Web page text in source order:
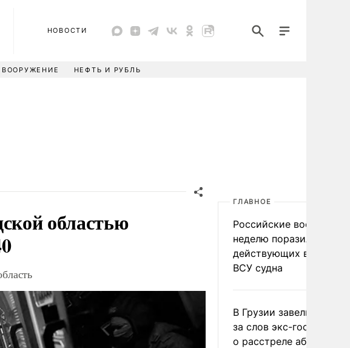
НОВОСТИ
НЕФТЬ И РУБЛЬ
областью
ГЛАВНОЕ
Российские военные за
неделю поразили 34
действующих в
ВСУ судна
В Грузии завели дело
за слов экс-
о расстреле абхазских